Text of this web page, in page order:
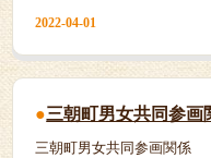
2022-04-01
三朝町男女共同参画
三朝町男女共同参画関係